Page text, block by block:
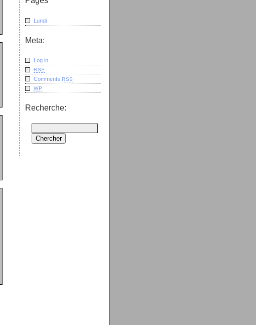
Lundi
Meta:
Log in
RSS
Comments RSS
WP
Recherche: